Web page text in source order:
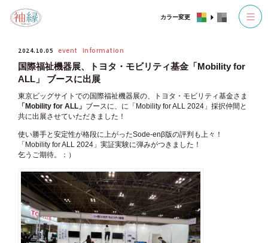
カラー変更
2024.10.05 event information
国際福祉機器展、トヨタ・モビリティ基金「Mobility for
ALL」 ブースに出展
東京ビッグサイトでの国際福祉機器展の、トヨタ・モビリティ基金さま
「Mobility for ALL」 ブースに、に「Mobility for ALL 2024」採択仲間と
共に出展させていただきました！
使い勝手と安定性が格段に上がったSode-enβ版の評判も上々！
「Mobility for ALL 2024」実証実験に弾みがつきました！
乞うご期待。：）